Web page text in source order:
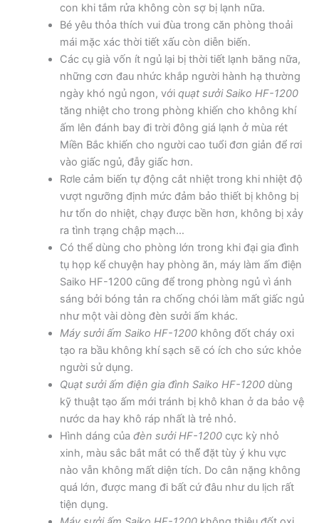
con khi tắm rửa không còn sợ bị lạnh nữa.
Bé yêu thỏa thích vui đùa trong căn phòng thoải
mái mặc xác thời tiết xấu còn diễn biến.
Các cụ già vốn ít ngủ lại bị thời tiết lạnh băng nữa,
những cơn đau nhức khắp người hành hạ thường
ngày khó ngủ ngon, vớiquạt sưởi Saiko HF-1200
tăng nhiệt cho trong phòng khiến cho không khí
ấm lên đánh bay đi trời đông giá lạnh ở mùa rét
Miền Bắc khiến cho người cao tuổi đơn giản để rơi
vào giấc ngủ, đẫy giấc hơn.
Rơle cảm biến tự động cắt nhiệt trong khi nhiệt độ
vượt ngưỡng định mức đảm bảo thiết bị không bị
hư tổn do nhiệt, chạy được bền hơn, không bị xảy
ra tình trạng chập mạch…
Có thể dùng cho phòng lớn trong khi đại gia đình
tụ họp kể chuyện hay phòng ăn, máy làm ấm điện
Saiko HF-1200 cũng để trong phòng ngủ vì ánh
sáng bởi bóng tản ra chống chói làm mất giấc ngủ
như một vài dòng đèn sưởi ấm khác.
Máy sưởi ấm Saiko HF-1200không đốt cháy oxi
tạo ra bầu không khí sạch sẽ có ích cho sức khỏe
người sử dụng.
Quạt sưởi ấm điện gia đình Saiko HF-1200dùng
kỹ thuật tạo ấm mới tránh bị khô khan ở da bảo vệ
nước da hay khô ráp nhất là trẻ nhỏ.
Hình dáng của đèn sưởi HF-1200cực kỳ nhỏ
xinh, màu sắc bắt mắt có thể̉ đặt tùy ý khu vực
nào vẫn không mất diện tích. Do cân nặng không
quá lớn, được mang đi bất cứ đâu như du lịch rất
tiện dụng.